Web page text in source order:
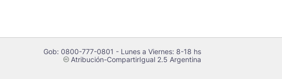
Gob: 0800-777-0801 - Lunes a Viernes: 8-18 hs
cAtribución-CompartirIgual 2.5 Argentina